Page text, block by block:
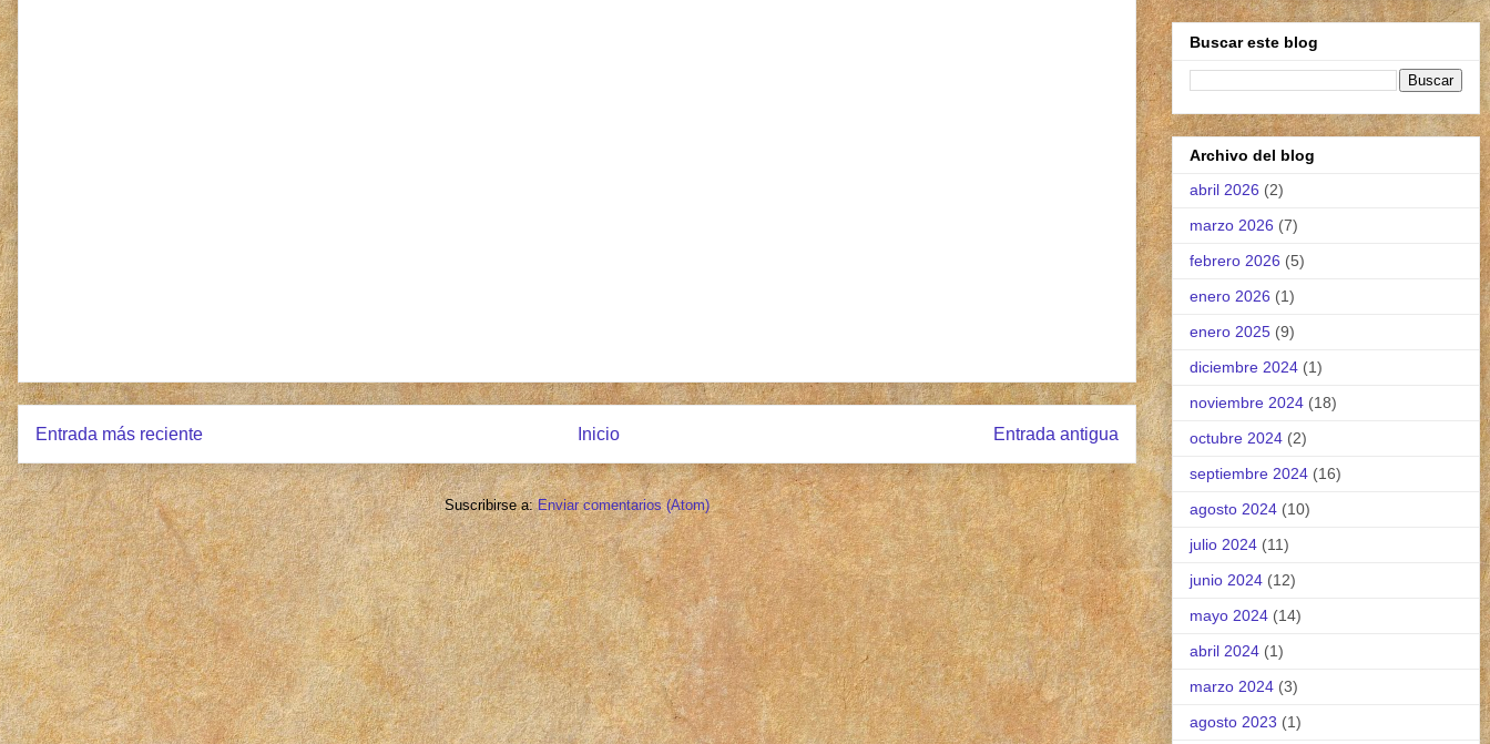
Entrada más reciente Entrada antigua
Inicio
Suscribirse a:Enviar comentarios (Atom)
Buscar este blog
Archivo del blog
abril 2026 (2)
marzo 2026 (7)
febrero 2026 (5)
enero 2026 (1)
enero 2025 (9)
diciembre 2024 (1)
noviembre 2024 (18)
octubre 2024 (2)
septiembre 2024 (16)
agosto 2024 (10)
julio 2024 (11)
junio 2024 (12)
mayo 2024 (14)
abril 2024 (1)
marzo 2024 (3)
agosto 2023 (1)